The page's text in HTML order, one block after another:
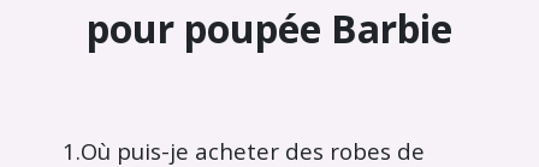
pour poupée Barbie
1.Où puis-je acheter des robes de